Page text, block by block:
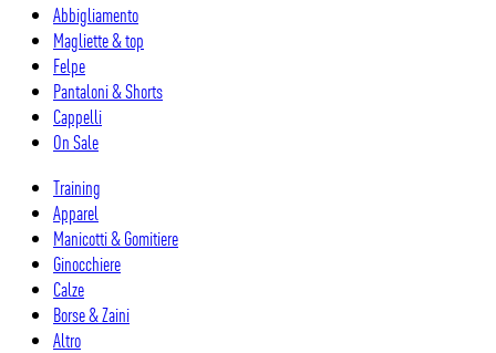
Abbigliamento
Magliette & top
Felpe
Pantaloni & Shorts
Cappelli
On Sale
Training
Apparel
Manicotti & Gomitiere
Ginocchiere
Calze
Borse & Zaini
Altro